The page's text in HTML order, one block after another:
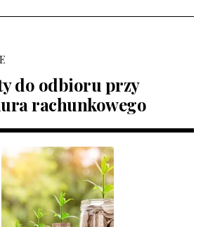
do odbioru przy
rachunkowego